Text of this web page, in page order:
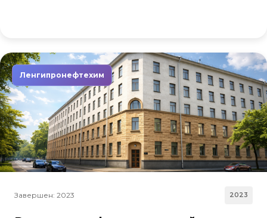
Ленгипронефтехим
Завершен: 2023 2023